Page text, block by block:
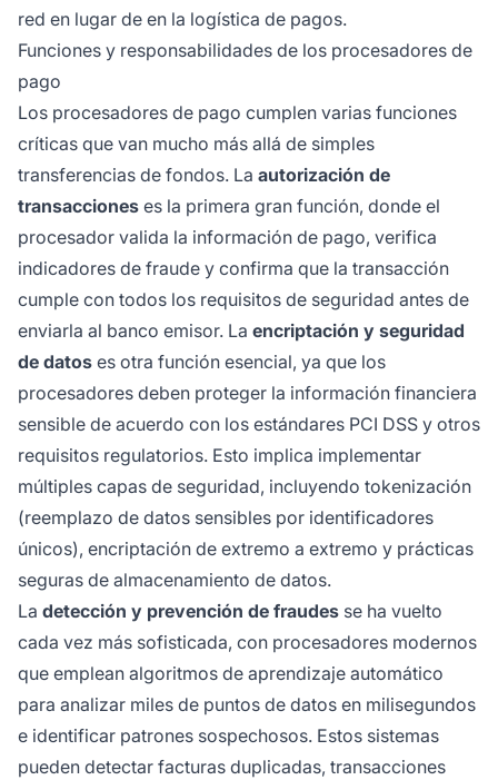
red en lugar de en la logística de pagos.
Funciones y responsabilidades de los procesadores de
pago
Los procesadores de pago cumplen varias funciones
críticas que van mucho más allá de simples
transferencias de fondos. La autorización de
transacciones es la primera gran función, donde el
procesador valida la información de pago, verifica
indicadores de fraude y confirma que la transacción
cumple con todos los requisitos de seguridad antes de
enviarla al banco emisor. La encriptación y seguridad
de datos es otra función esencial, ya que los
procesadores deben proteger la información financiera
sensible de acuerdo con los estándares PCI DSS y otros
requisitos regulatorios. Esto implica implementar
múltiples capas de seguridad, incluyendo tokenización
(reemplazo de datos sensibles por identificadores
únicos), encriptación de extremo a extremo y prácticas
seguras de almacenamiento de datos.
La detección y prevención de fraudes se ha vuelto
cada vez más sofisticada, con procesadores modernos
que emplean algoritmos de aprendizaje automático
para analizar miles de puntos de datos en milisegundos
e identificar patrones sospechosos. Estos sistemas
pueden detectar facturas duplicadas, transacciones